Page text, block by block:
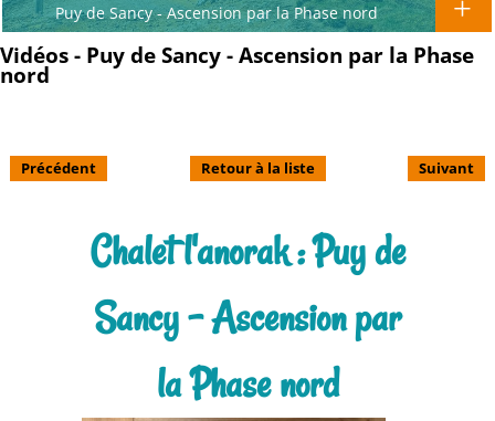
Puy de Sancy - Ascension par la Phase nord
Vidéos - Puy de Sancy - Ascension par la Phase
nord
Précédent Retour à la liste Suivant
Chalet l'anorak : Puy de
Sancy - Ascension par
la Phase nord